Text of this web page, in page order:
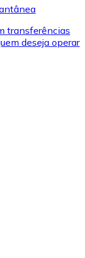
transferências
deseja operar